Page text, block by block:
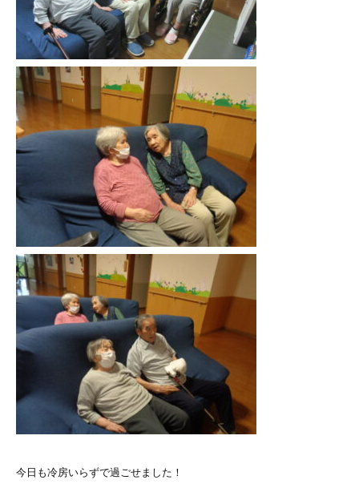
今日も冷房いらずで過ごせました！